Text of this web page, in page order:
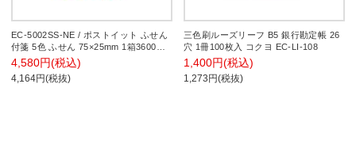
EC-5002SS-NE / ポストイット ふせん
付箋 5色 ふせん 75×25mm 1箱3600枚
強粘着パワーパック まとめ買い スリー
エム
4,580円(税込)
4,164円(税抜)
三色刷ルーズリーフ B5 銀行勘定帳 26
穴 1冊100枚入 コクヨ EC-LI-108
1,400円(税込)
1,273円(税抜)